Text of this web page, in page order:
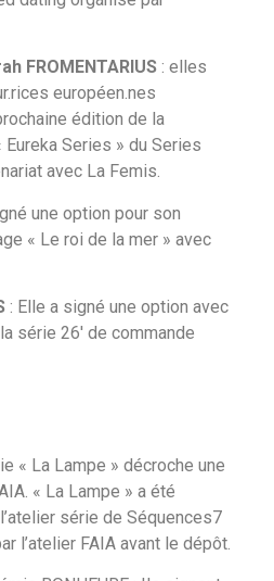
FROMENTARIUS : elles
européen.nes
édition de la
Series » du Series
avec La Femis.
une option pour son
« Le roi de la mer » avec
: Elle a signé une option avec
série 26′ de commande
« La Lampe » décroche une
« La Lampe » a été
série de Séquences7
l’atelier FAIA avant le dépôt.